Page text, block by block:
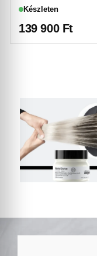
Készleten
139 900 Ft